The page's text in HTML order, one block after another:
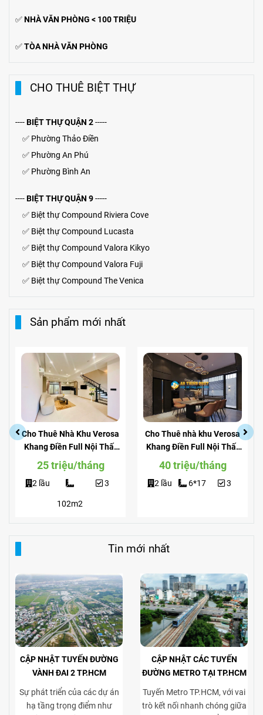
✅NHÀ VĂN PHÒNG < 100 TRIỆU
✅TÒA NHÀ VĂN PHÒNG
CHO THUÊ BIỆT THỰ
----BIỆT THỰ QUẬN 2-----
✅ Phường Thảo Điền
✅ Phường An Phú
✅ Phường Bình An
----BIỆT THỰ QUẬN 9-----
✅ Biệt thự Compound Riviera Cove
✅ Biệt thựCompound Lucasta
✅ Biệt thựCompound Valora Kikyo
✅ Biệt thự Compound Valora Fuji
✅ Biệt thự Compound The Venica
Sản phẩm mới nhất
Cho Thuê Nhà Khu Verosa
Khang Điền Full Nội Thất
Giá Siêu Rẻ
25 triệu/tháng
2 lầu
102m2
3
Cho Thuê nhà khu Verosa
Khang Điền Full Nội Thất
View Công Viên
40 triệu/tháng
2 lầu 6*17 3
Tin mới nhất
CẬP NHẬT TUYẾN ĐƯỜNG
VÀNH ĐAI 2 TP.HCM
Sự phát triển của các dự án
hạ tầng trọng điểm như
CẬP NHẬT CÁC TUYẾN
ĐƯỜNG METRO TẠI TP.HCM
Tuyến Metro TP.HCM, với vai
trò kết nối nhanh chóng giữa